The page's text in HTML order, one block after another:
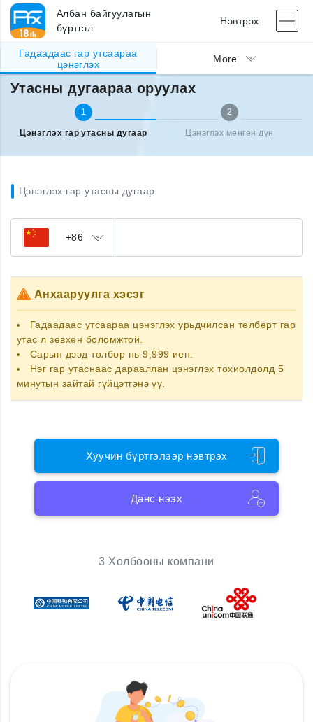
Албан байгуулагын
бүртгэл
Нэвтрэх
Гадаадаас гар утсаараа
цэнэглэх
More
Гадаад улсаас утсаа цэнэглэх Утасны дугаараа оруулах
Утасны дугаараа оруулах
1
Цэнэглэх гар утасны дугаар
2
Цэнэглэх мөнгөн дүн
Цэнэглэх гар утасны дугаар
+86
Анхааруулга хэсэг
Гадаадаас утсаараа цэнэглэхурьдчилсан төлбөрт гар
утас л зөвхөн боломжтой.
Сарын дээд төлбөр нь 9,999 иен.
Нэг гар утаснаас дарааллан цэнэглэх тохиолдолд 5
минутын зайтай гүйцэтгэнэ үү.
Хуучин бүртгэлээр нэвтрэх
Данс нээх
3 Холбооны компани